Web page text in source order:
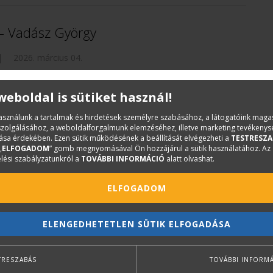
Vadász György
| 2026. március 04.
Mihály: Az építészet egy
építészet egy
is sütiket használ!
a tartalmak és hirdetések személyre szabásához, a látogatóink
a weboldalforgalmunk elemzéséhez, illetve marketing
érdekében. Ezen sütik működésének a beállítását elvégezheti a
ELFOGADOM” gomb megnyomásával Ön hozzájárul a sütik használatához. Az
szabályzatunkról a TOVÁBBI INFORMÁCIÓ alatt olvashat.
ELFOGADOM
ELENGEDHETETLEN SÜTIK ELFOGADÁSA
TOVÁBBI